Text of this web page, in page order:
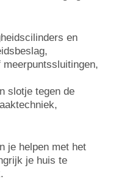
en
slotje tegen de
je helpen met het
je huis te